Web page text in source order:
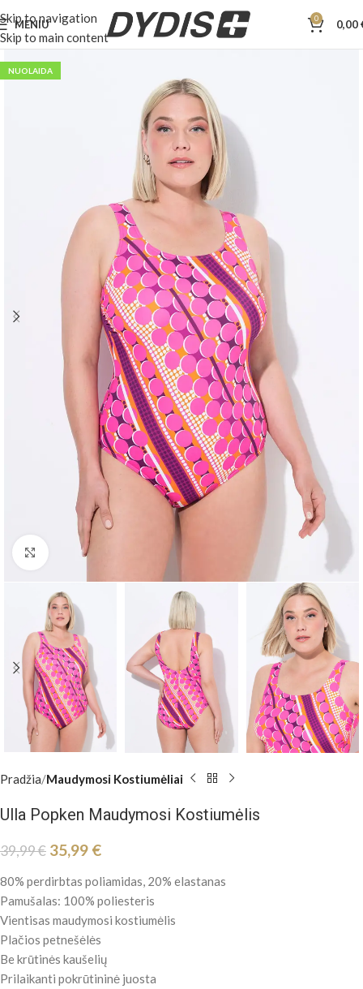
Skip to navigation
Skip to main content
MENIU 0 0,00
NUOLAIDA
Padidinti
Pradžia Maudymosi Kostiumėliai
Ulla Popken Maudymosi Kostiumėlis
39,99€ 35,99 €
80% perdirbtas poliamidas, 20% elastanas
Pamušalas: 100% poliesteris
Vientisas maudymosi kostiumėlis
Plačios petnešėlės
Be krūtinės kaušelių
Prilaikanti pokrūtininė juosta